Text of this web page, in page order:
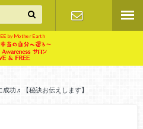
by Mother Earth
功♬【秘訣お伝えします】